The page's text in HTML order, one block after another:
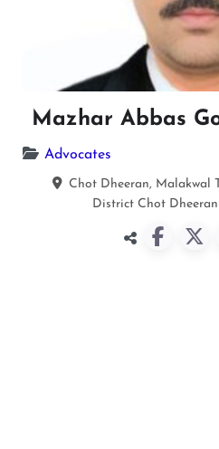
Mazhar Abbas
Advocates
Chot Dheeran, Malakwal
District Chot Dheeran